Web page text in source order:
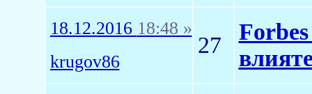
18.12.2016 18:48 »
krugov86
27